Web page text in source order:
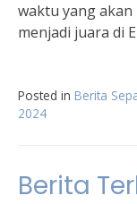
waktu yang
menjadi juara di
Posted in Berita
2024
Berita